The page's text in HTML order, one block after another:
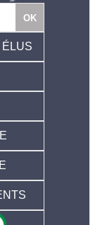
ÉLUS